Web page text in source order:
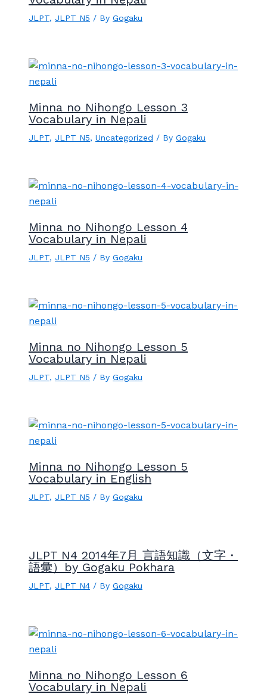
JLPT, JLPT N5 / By Gogaku
Minna no Nihongo Lesson 3
Vocabulary in Nepali
JLPT, JLPT N5, Uncategorized / By Gogaku
Minna no Nihongo Lesson 4
Vocabulary in Nepali
JLPT, JLPT N5 / By Gogaku
Minna no Nihongo Lesson 5
Vocabulary in Nepali
JLPT, JLPT N5 / By Gogaku
Minna no Nihongo Lesson 5
Vocabulary in English
JLPT, JLPT N5 / By Gogaku
JLPT N4 2014年7月 言語知識（文字・
語彙）by Gogaku Pokhara
JLPT, JLPT N4 / By Gogaku
Minna no Nihongo Lesson 6
Vocabulary in Nepali